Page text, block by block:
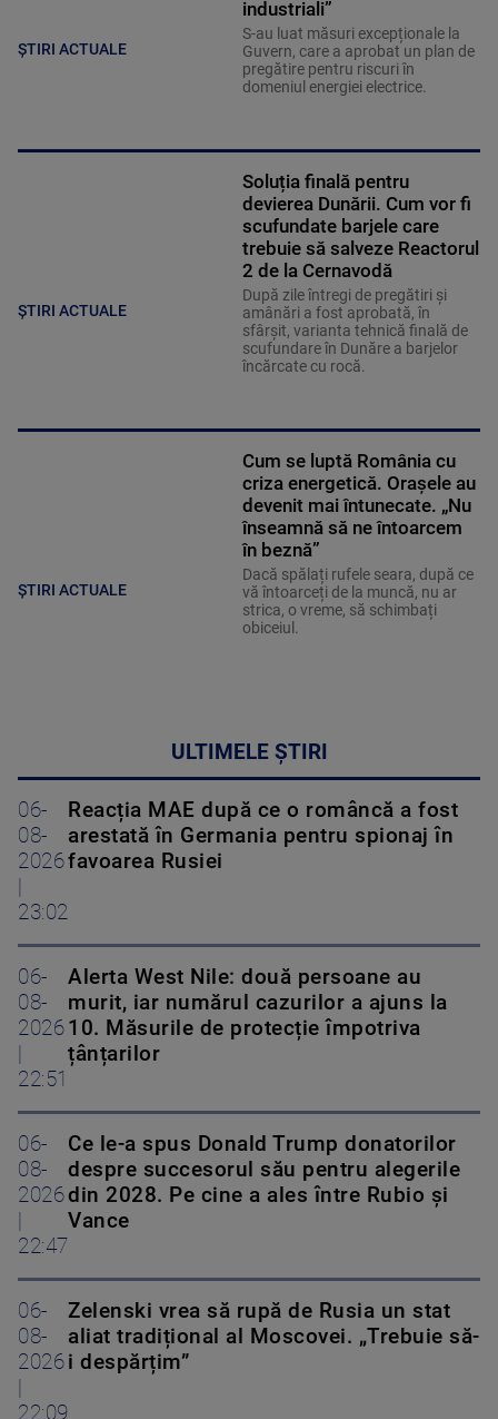
ȘTIRI ACTUALE
industriali”
S-au luat măsuri excepționale la
Guvern, care a aprobat un plan de
pregătire pentru riscuri în
domeniul energiei electrice.
ȘTIRI ACTUALE
Soluția finală pentru
devierea Dunării. Cum vor fi
scufundate barjele care
trebuie să salveze Reactorul
2 de la Cernavodă
După zile întregi de pregătiri și
amânări a fost aprobată, în
sfârșit, varianta tehnică finală de
scufundare în Dunăre a barjelor
încărcate cu rocă.
ȘTIRI ACTUALE
Cum se luptă România cu
criza energetică. Orașele au
devenit mai întunecate. „Nu
înseamnă să ne întoarcem
în beznă”
Dacă spălați rufele seara, după ce
vă întoarceți de la muncă, nu ar
strica, o vreme, să schimbați
obiceiul.
ULTIMELE ȘTIRI
06-
08-
2026
23:02
Reacția MAE după ce o româncă a fost
arestată în Germania pentru spionaj în
favoarea Rusiei
06-
08-
2026
22:51
Alerta West Nile: două persoane au
murit, iar numărul cazurilor a ajuns la
10. Măsurile de protecție împotriva
țânțarilor
06-
08-
2026
22:47
Ce le-a spus Donald Trump donatorilor
despre succesorul său pentru alegerile
din 2028. Pe cine a ales între Rubio și
Vance
06-
08-
2026
22:09
Zelenski vrea să rupă de Rusia un stat
aliat tradițional al Moscovei. „Trebuie să-
i despărțim”